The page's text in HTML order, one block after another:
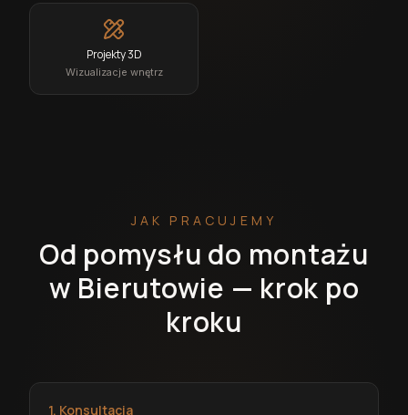
Projekty 3D
Wizualizacje wnętrz
JAK PRACUJEMY
Od pomysłu do montażu
w Bierutowie — krok po
kroku
1. Konsultacja